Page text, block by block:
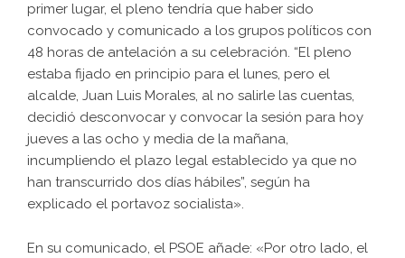
primer lugar, el pleno tendría que haber sido
convocado y comunicado a los grupos políticos con
48 horas de antelación a su celebración. “El pleno
estaba fijado en principio para el lunes, pero el
alcalde, Juan Luis Morales, al no salirle las cuentas,
decidió desconvocar y convocar la sesión para hoy
jueves a las ocho y media de la mañana,
incumpliendo el plazo legal establecido ya que no
han transcurrido dos días hábiles”, según ha
explicado el portavoz socialista».
En su comunicado, el PSOE añade: «Por otro lado, el